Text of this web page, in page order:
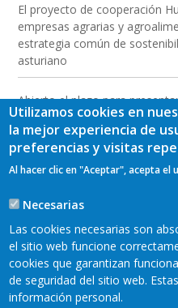
El proyecto de cooperación
empresas agrarias y
estrategia común de
asturiano
Abierto el plazo para
2026 de las Ayudas LEADER
del medio rural
Jornada de presentación de
creación de producto turístico
Utilizamos cookies en
la mejor experiencia de
preferencias y visitas
Al hacer clic en "Aceptar", acepta el
Necesarias
Las cookies necesarias son
el sitio web funcione
cookies que garantizan
de seguridad del sitio web.
información personal.